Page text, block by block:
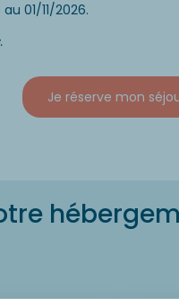
01/11/2026.
Je réserve mon